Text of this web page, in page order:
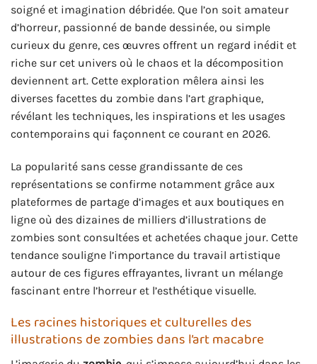
soigné et imagination débridée. Que l’on soit amateur
d’horreur, passionné de bande dessinée, ou simple
curieux du genre, ces œuvres offrent un regard inédit et
riche sur cet univers où le chaos et la décomposition
deviennent art. Cette exploration mêlera ainsi les
diverses facettes du zombie dans l’art graphique,
révélant les techniques, les inspirations et les usages
contemporains qui façonnent ce courant en 2026.
La popularité sans cesse grandissante de ces
représentations se confirme notamment grâce aux
plateformes de partage d’images et aux boutiques en
ligne où des dizaines de milliers d’illustrations de
zombies sont consultées et achetées chaque jour. Cette
tendance souligne l’importance du travail artistique
autour de ces figures effrayantes, livrant un mélange
fascinant entre l’horreur et l’esthétique visuelle.
Les racines historiques et culturelles des
illustrations de zombies dans l’art macabre